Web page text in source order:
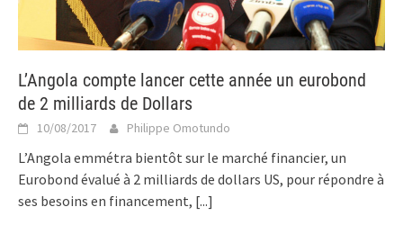
L’Angola compte lancer cette année un eurobond
de 2 milliards de Dollars
10/08/2017 Philippe Omotundo
L’Angola emmétra bientôt sur le marché financier, un
Eurobond évalué à 2 milliards de dollars US, pour répondre à
ses besoins en financement, [...]